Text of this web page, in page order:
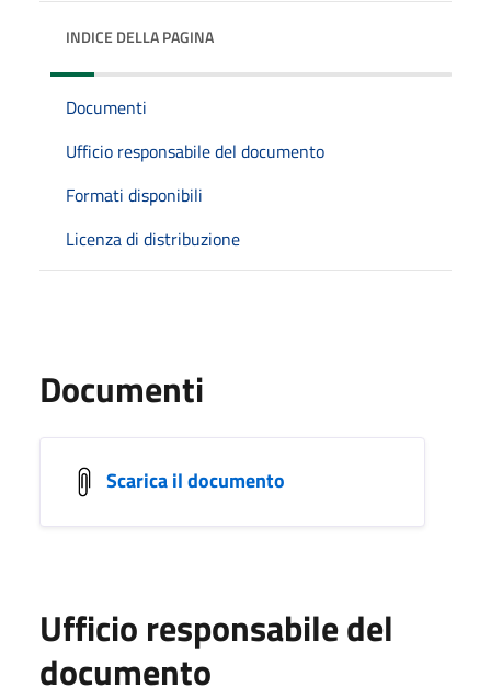
INDICE DELLA PAGINA
Documenti
Ufficio responsabile del documento
Formati disponibili
Licenza di distribuzione
Documenti
Scarica il documento
Ufficio responsabile del
documento